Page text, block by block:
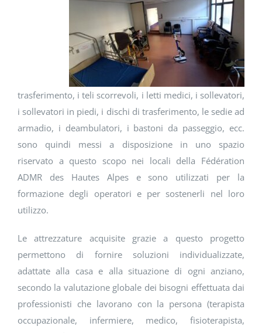
trasferimento, i teli scorrevoli, i letti medici, i sollevatori,
i sollevatori in piedi, i dischi di trasferimento, le sedie ad
armadio, i deambulatori, i bastoni da passeggio, ecc.
sono quindi messi a disposizione in uno spazio
riservato a questo scopo nei locali della Fédération
ADMR des Hautes Alpes e sono utilizzati per la
formazione degli operatori e per sostenerli nel loro
utilizzo.
Le attrezzature acquisite grazie a questo progetto
permettono di fornire soluzioni individualizzate,
adattate alla casa e alla situazione di ogni anziano,
secondo la valutazione globale dei bisogni effettuata dai
professionisti che lavorano con la persona (terapista
occupazionale, infermiere, medico, fisioterapista,